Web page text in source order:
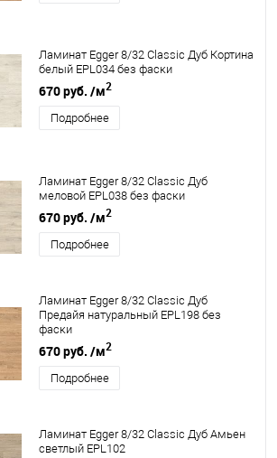
Ламинат Egger 8/32 Classic Дуб Кортина
белый EPL034 без фаски
670 руб. /м2
Подробнее
Ламинат Egger 8/32 Classic Дуб
меловой EPL038 без фаски
670 руб. /м2
Подробнее
Ламинат Egger 8/32 Classic Дуб
Предайя натуральный EPL198 без
фаски
670 руб. /м2
Подробнее
Ламинат Egger 8/32 Classic Дуб Амьен
светлый EPL102